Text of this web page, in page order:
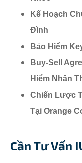
Kế Hoạch
Đình
Bảo Hiểm
Buy-Sell
Hiểm Nhân
Chiến Lược
Tại Orange
Cần Tư Vấn